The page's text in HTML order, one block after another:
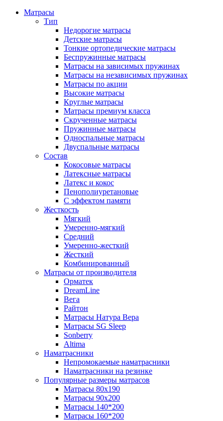
Матрасы
Тип
Недорогие матрасы
Детские матрасы
Тонкие ортопедические матрасы
Беспружинные матрасы
Матрасы на зависимых пружинах
Матрасы на независимых пружинах
Матрасы по акции
Высокие матрасы
Круглые матрасы
Матрасы премиум класса
Скрученные матрасы
Пружинные матрасы
Односпальные матрасы
Двуспальные матрасы
Состав
Кокосовые матрасы
Латексные матрасы
Латекс и кокос
Пенополиуретановые
С эффектом памяти
Жесткость
Мягкий
Умеренно-мягкий
Средний
Умеренно-жесткий
Жесткий
Комбинированный
Матрасы от производителя
Орматек
DreamLine
Вега
Райтон
Матрасы Натура Вера
Матрасы SG Sleep
Sonberry
Altima
Наматрасники
Непромокаемые наматрасники
Наматрасники на резинке
Популярные размеры матрасов
Матрасы 80x190
Матрасы 90x200
Матрасы 140*200
Матрасы 160*200